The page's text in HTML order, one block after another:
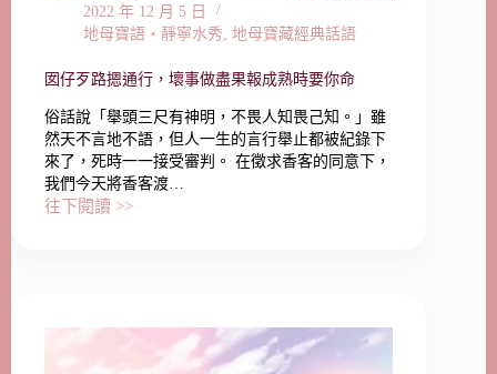
2022 年 12 月 5 日
地母寶語‧靜寧水秀 地母寶藏經典話語
囡仔歹路摁通行，壞事做盡果報成熟時要你命
俗話說「舉頭三尺有神明，不畏人知畏己知。」雖
然天不言地不語，但人一生的言行舉止都被紀錄下
來了，死時一一接受審判。 在徵求香客的同意下，
我們今天將香客渡…
往下閱讀 >>